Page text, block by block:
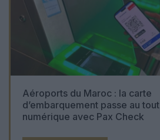
Aéroports du Maroc : la carte
d’embarquement passe au tout
numérique avec Pax Check